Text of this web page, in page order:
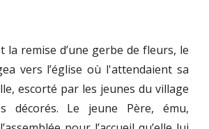
la remise d’une gerbe de fleurs, le
vers l’église où l'attendaient sa
escorté par les jeunes du village
décorés. Le jeune Père, ému,